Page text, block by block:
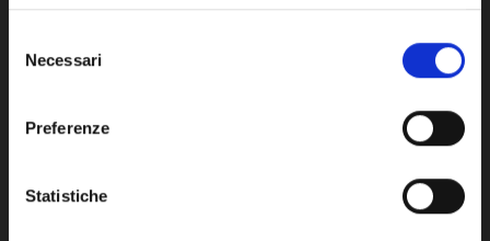
precedentemente autorizzati, direttamente dalle
delNecessari
Preferenze
Statistiche
RIE4051012